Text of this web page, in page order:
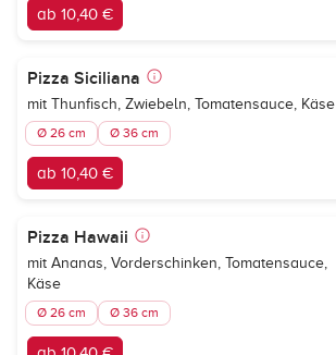
ab 10,40 €
Pizza Siciliana
mit Thunfisch, Zwiebeln, Tomatensauce, Käse
Ø 26 cm Ø 36 cm
ab 10,40 €
Pizza Hawaii
mit Ananas, Vorderschinken, Tomatensauce,
Käse
Ø 26 cm Ø 36 cm